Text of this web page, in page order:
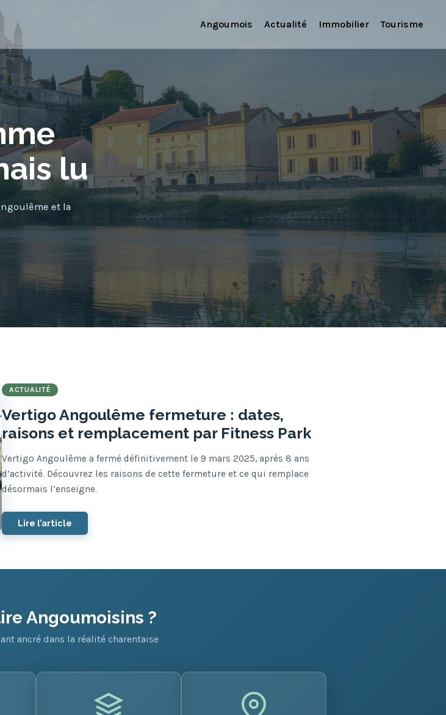
Angoumois Actualité Immobilier Tourisme
lu
et la
ACTUALITÉ
Vertigo Angoulême fermeture : dates,
raisons et remplacement par Fitness Park
Vertigo Angoulême a fermé définitivement le 9 mars 2025, après 8 ans
d’activité. Découvrez les raisons de cette fermeture et ce qui remplace
désormais l’enseigne.
Lire l’article
Angoumoisins ?
ancré dans la réalité charentaise